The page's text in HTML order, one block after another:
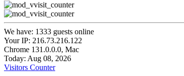
We have: 1333 guests online
Your IP: 216.73.216.122
Chrome 131.0.0.0, Mac
Today: Aug 08, 2026
Visitors Counter